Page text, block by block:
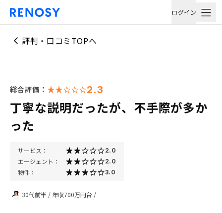
ログイン
評判・口コミTOPへ
総合評価： 2.3
丁寧な説明だったが、不手際が多か
った
サービス： 2.0
エージェント： 2.0
物件： 3.0
30代前半 / 年収700万円台 /